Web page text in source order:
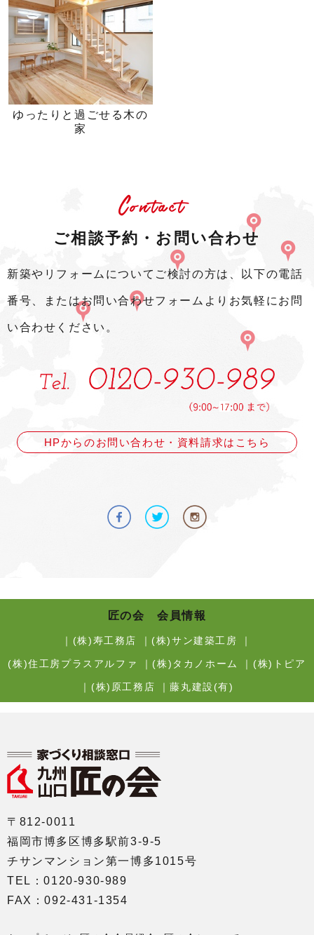
ゆったりと過ごせる木の
家
Contact
ご相談予約・お問い合わせ
新築やリフォームについてご検討の方は、以下の電話
番号、またはお問い合わせフォームよりお気軽にお問
い合わせください。
HPからのお問い合わせ・資料請求はこちら
匠の会 会員情報
｜ (株)寿工務店 ｜ (株)サン建築工房 ｜
(株)住工房プラスアルファ ｜ (株)タカノホーム ｜ (株)トピア
｜ (株)原工務店 ｜藤丸建設(有)
〒812-0011
福岡市博多区博多駅前3-9-5
チサンマンション第一博多1015号
TEL：0120-930-989
FAX：092-431-1354